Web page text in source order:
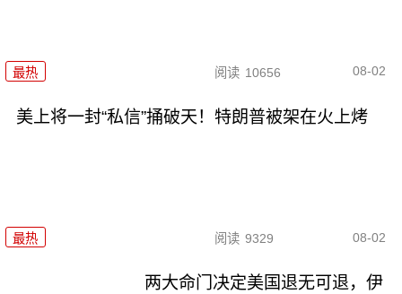
最热 阅读 10656 08-02
美上将一封“私信”捅破天！特朗普被架在火上烤
最热 阅读 9329 08-02
两大命门决定美国退无可退，伊